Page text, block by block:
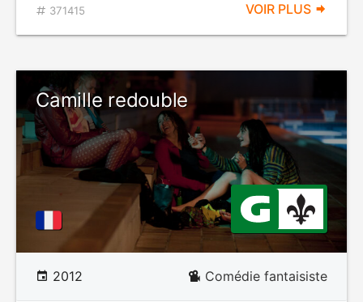
371415 VOIR PLUS
Camille redouble
2012 Comédie fantaisiste